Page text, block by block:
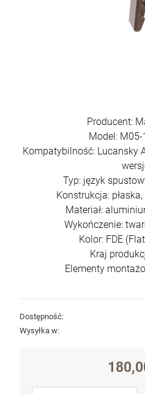
Producent:
Model:
Kompatybilność: Lucansky
Typ: język
Konstrukcja:
Materiał:
Wykończenie:
Kolor: FDE
Kraj
Elementy
Dostępność:
Wysyłka w: